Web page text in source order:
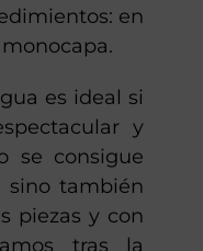
tu moto
pintado
en
es ideal si
y